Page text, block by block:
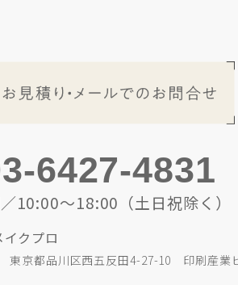
6427-4831
10:00～18:00（土日祝除く）
クプロ
東京都品川区西五反田4-27-10 印刷産業